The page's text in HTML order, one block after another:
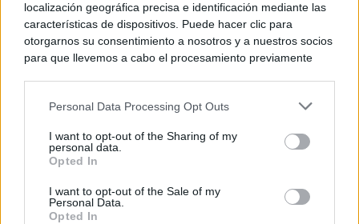
localización geográfica precisa e identificación mediante las
características de dispositivos. Puede hacer clic para
otorgarnos su consentimiento a nosotros y a nuestros socios
para que llevemos a cabo el procesamiento previamente
negar su consentimiento. Tenga en cuenta que algún
de su consentimiento, pero usted tiene el derecho de
rechazar tal procesamiento. Sus preferencias se aplicarán
cualquier momento entrando de nuevo en este sitio web o
visitando nuestra política de privacidad.
Personal Data Processing Opt Outs
I want to opt-out of the Sharing of my
personal data.
Opted In
I want to opt-out of the Sale of my
Personal Data.
Opted In